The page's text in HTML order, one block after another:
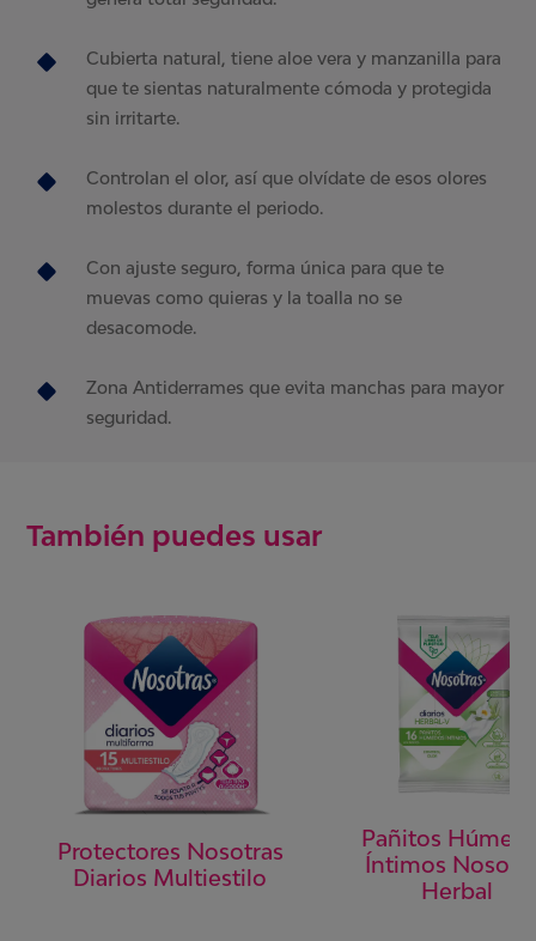
Cubierta natural, tiene aloe vera y manzanilla para
que te sientas naturalmente cómoda y protegida
sin irritarte.
Controlan el olor, así que olvídate de esos olores
molestos durante el periodo.
Con ajuste seguro, forma única para que te
muevas como quieras y la toalla no se
desacomode.
Zona Antiderrames que evita manchas para mayor
seguridad.
También puedes usar
Protectores Nosotras
Diarios Multiestilo
Pañitos
Íntimos
Herbal